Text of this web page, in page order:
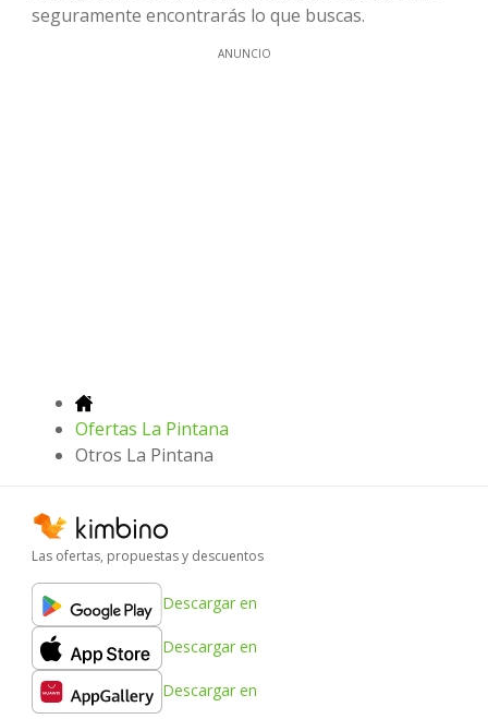
seguramente encontrarás lo que buscas.
ANUNCIO
Ofertas La Pintana
Otros La Pintana
Las ofertas, propuestas y descuentos
Descargar en
Descargar en
Descargar en